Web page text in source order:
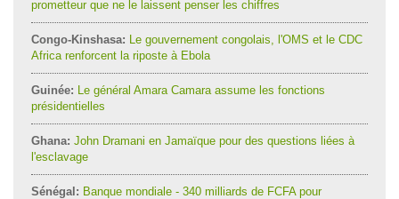
prometteur que ne le laissent penser les chiffres
Congo-Kinshasa: Le gouvernement congolais, l'OMS et le CDC
Africa renforcent la riposte à Ebola
Guinée: Le général Amara Camara assume les fonctions
présidentielles
Ghana: John Dramani en Jamaïque pour des questions liées à
l'esclavage
Sénégal: Banque mondiale - 340 milliards de FCFA pour